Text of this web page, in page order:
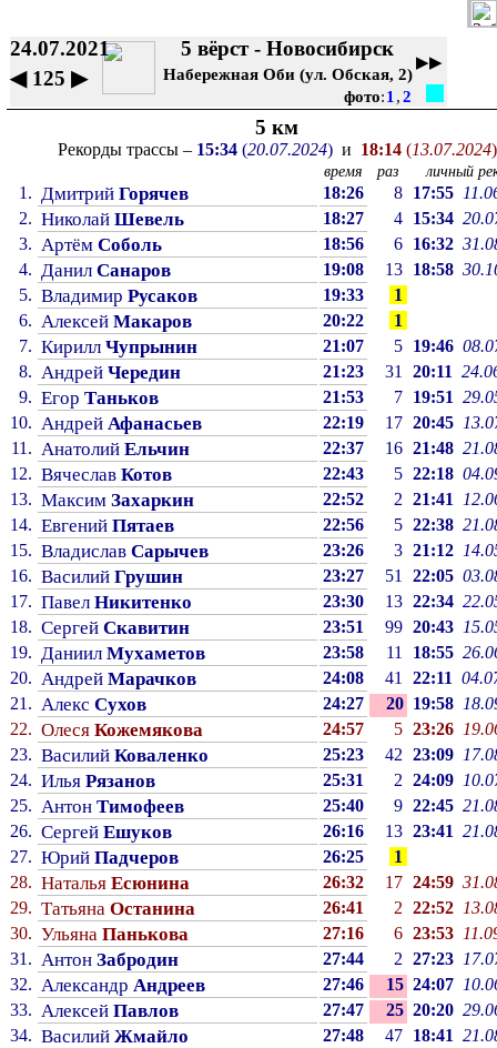
24.07.2021
◀125 ▶
5 вёрст - Новосибирск
Набережная Оби (ул. Обская, 2)
▶▶
фото:1 ,2
5 км
Рекорды трассы – 15:34(20.07.2024)и 18:14(13.07.2024)
время раз личный
1. Дмитрий Горячев 18:26 8 17:55
2. Николай Шевель 18:27 4 15:34
3. Артём Соболь 18:56 6 16:32
4. Данил Санаров 19:08 13 18:58
5. Владимир Русаков 19:33
1
6. Алексей Макаров 20:22
1
7. Кирилл Чупрынин 21:07 5 19:46
8. Андрей Чередин 21:23 31 20:11
9. Егор Таньков 21:53 7 19:51
10. Андрей Афанасьев 22:19 17 20:45
11. Анатолий Ельчин 22:37 16 21:48
12. Вячеслав Котов 22:43 5 22:18
13. Максим Захаркин 22:52 2 21:41
14. Евгений Пятаев 22:56 5 22:38
15. Владислав Сарычев 23:26 3 21:12
16. Василий Грушин 23:27 51 22:05
17. Павел Никитенко 23:30 13 22:34
18. Сергей Скавитин 23:51 99 20:43
19. Даниил Мухаметов 23:58 11 18:55
20. Андрей Марачков 24:08 41 22:11
21. Алекс Сухов 24:27 20 19:58
22. Олеся Кожемякова 24:57 5 23:26
23. Василий Коваленко 25:23 42 23:09
24. Илья Рязанов 25:31 2 24:09
25. Антон Тимофеев 25:40 9 22:45
26. Сергей Ешуков 26:16 13 23:41
27. Юрий Падчеров 26:25
1
28. Наталья Есюнина 26:32 17 24:59
29. Татьяна Останина 26:41 2 22:52
30. Ульяна Панькова 27:16 6 23:53
31. Антон Забродин 27:44 2 27:23
32. Александр Андреев 27:46 15 24:07
33. Алексей Павлов 27:47 25 20:20
34. Василий Жмайло 27:48 47 18:41